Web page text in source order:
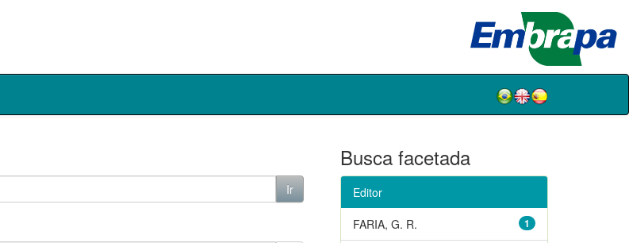
Busca facetada
Editor
1
FARIA, G. R.